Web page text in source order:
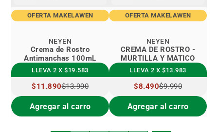
OFERTA MAKELAWEN
Crema de Rostro
Antimanchas 100mL
NEYEN
LLEVA 2 X $19.583
PRECIO
ESPECIAL
$11.890$13.990
Agregar al carro
OFERTA MAKELAWEN
CREMA DE ROSTRO -
MURTILLA Y MATICO
NEYEN
LLEVA 2 X $13.983
PRECIO
ESPECIAL
$8.490$9.990
Agregar al carro